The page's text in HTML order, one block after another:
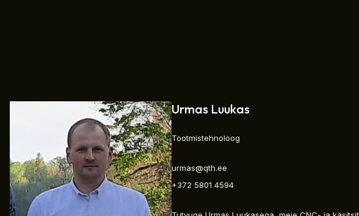
Urmas Luukas
Tootmistehnoloog
urmas@qth.ee
+372 5801 4594